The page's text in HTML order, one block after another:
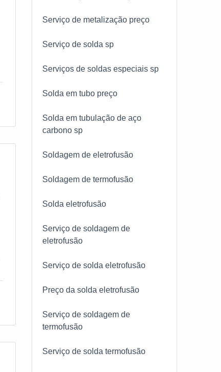
Serviço de metalização preço
Serviço de solda sp
Serviços de soldas especiais sp
Solda em tubo preço
Solda em tubulação de aço
carbono sp
Soldagem de eletrofusão
Soldagem de termofusão
Solda eletrofusão
Serviço de soldagem de
eletrofusão
Serviço de solda eletrofusão
Preço da solda eletrofusão
Serviço de soldagem de
termofusão
Serviço de solda termofusão